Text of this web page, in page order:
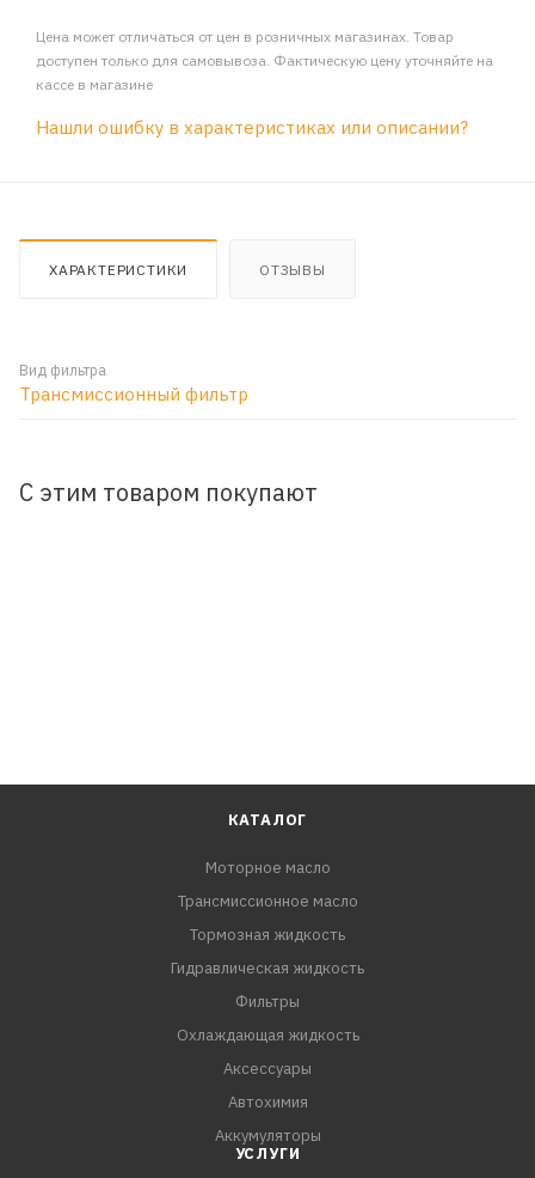
Цена может отличаться от цен в розничных магазинах. Товар
доступен только для самовывоза. Фактическую цену уточняйте на
кассе в магазине
Нашли ошибку в характеристиках или описании?
ХАРАКТЕРИСТИКИ ОТЗЫВЫ
Вид фильтра
Трансмиссионный фильтр
С этим товаром покупают
КАТАЛОГ
Моторное масло
Трансмиссионное масло
Тормозная жидкость
Гидравлическая жидкость
Фильтры
Охлаждающая жидкость
Аксессуары
Автохимия
Аккумуляторы
УСЛУГИ